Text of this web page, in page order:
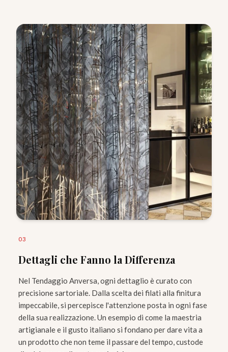
03
Dettagli che Fanno la Differenza
Nel Tendaggio Anversa, ogni dettaglio è curato con
precisione sartoriale. Dalla scelta dei filati alla finitura
impeccabile, si percepisce l'attenzione posta in ogni fase
della sua realizzazione. Un esempio di come la maestria
artigianale e il gusto italiano si fondano per dare vita a
un prodotto che non teme il passare del tempo, custode